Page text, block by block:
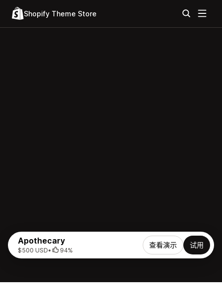
Shopify Theme Store
Apothecary
$500 USD• 94%
查看演示 试用